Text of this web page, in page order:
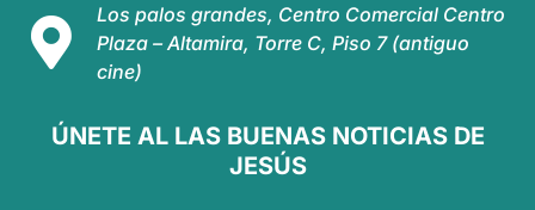
Los palos grandes, Centro Comercial Centro
Plaza – Altamira, Torre C, Piso 7 (antiguo
cine)
ÚNETE AL LAS BUENAS NOTICIAS DE
JESÚS